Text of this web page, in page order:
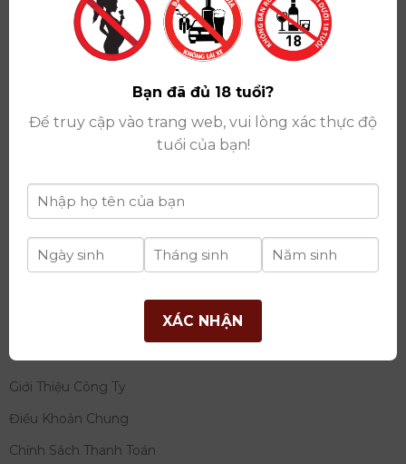
Showroom: Số 09 Phố Liễu Giai, Phường Ngọc Hà,
Thành Phố Hà Nội
Giấy ĐKKD số: 0102751615 do Sở Tài Chính Thành
Phố Hà Nội cấp lần đầu ngày 07/05/2008,đăng ký
thay đổi lần thứ 17 ngày 06/08/2025
Giấy phép Phân Phối Rượu số : 529/GP-BCT do Bộ
Công Thương cấp ngày 14/11/2022
Ngân hàng:Ngân hàng TMCP Đầu tư và phát triển
Việt Nam (BIDV)
tư quốc tế Ý-Việt
Tây Hồ, TP Hà Nội
THÔNG TIN
Giới Thiệu Công Ty
Điều Khoản Chung
Chính Sách Thanh Toán
Bạn đã đủ 18 tuổi?
Để truy cập vào trang web, vui lòng xác thực độ
tuổi của bạn!
XÁC NHẬN